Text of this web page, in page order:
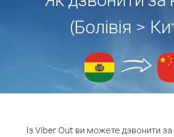
(Болівія >
Із Viber Out ви можете дзвонити за